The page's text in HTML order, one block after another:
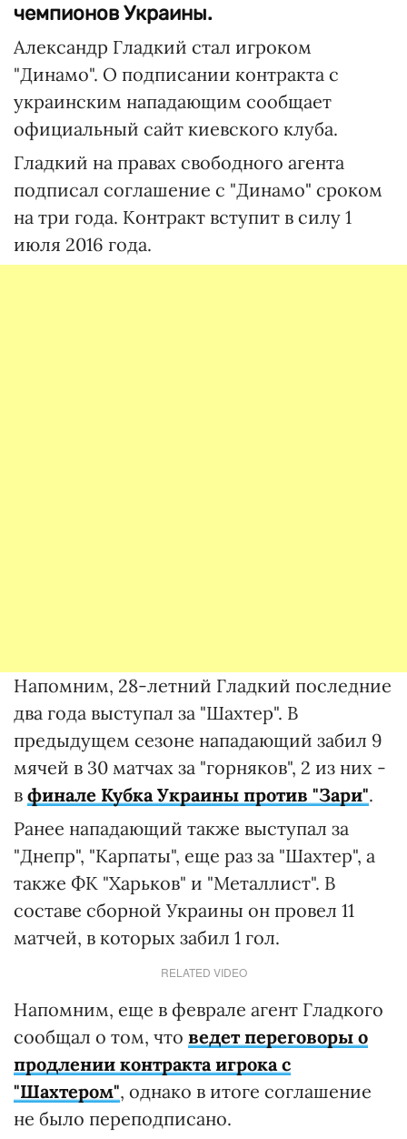
чемпионов Украины.
Александр Гладкий стал игроком
"Динамо". О подписании контракта с
украинским нападающим сообщает
официальный сайт киевского клуба.
Гладкий на правах свободного агента
подписал соглашение с "Динамо" сроком
на три года. Контракт вступит в силу 1
июля 2016 года.
Напомним, 28-летний Гладкий последние
два года выступал за "Шахтер". В
предыдущем сезоне нападающий забил 9
мячей в 30 матчах за "горняков", 2 из них -
в финале Кубка Украины против "Зари".
Ранее нападающий также выступал за
"Днепр", "Карпаты", еще раз за "Шахтер", а
также ФК "Харьков" и "Металлист". В
составе сборной Украины он провел 11
матчей, в которых забил 1 гол.
RELATED VIDEO
Напомним, еще в феврале агент Гладкого
сообщал о том, что ведет переговоры о
продлении контракта игрока с
"Шахтером", однако в итоге соглашение
не было переподписано.